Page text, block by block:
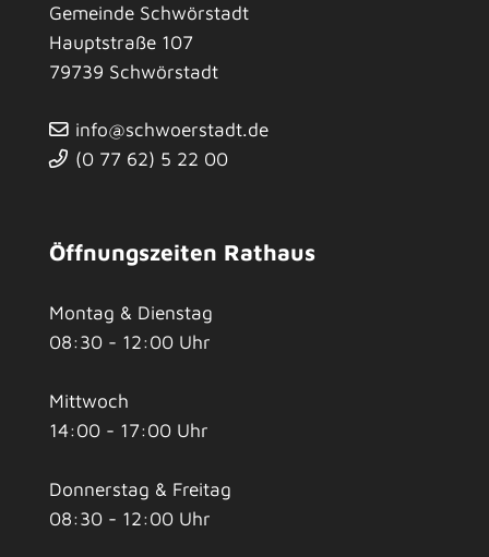
Gemeinde Schwörstadt
Hauptstraße 107
79739 Schwörstadt
info@schwoerstadt.de
(0 77 62) 5 22 00
Öffnungszeiten Rathaus
Montag & Dienstag
08:30 - 12:00 Uhr
Mittwoch
14:00 - 17:00 Uhr
Donnerstag & Freitag
08:30 - 12:00 Uhr